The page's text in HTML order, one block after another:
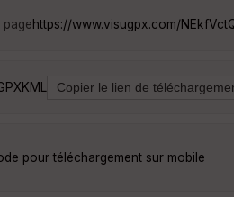
pagehttps://www.visugpx.com/
KML
pour téléchargement sur mobile